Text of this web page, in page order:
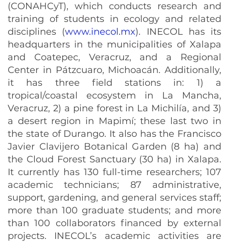
(CONAHCyT), which conducts research and
training of students in ecology and related
disciplines (www.inecol.mx). INECOL has its
headquarters in the municipalities of Xalapa
and Coatepec, Veracruz, and a Regional
Center in Pátzcuaro, Michoacán. Additionally,
it has three field stations in: 1) a
tropical/coastal ecosystem in La Mancha,
Veracruz, 2) a pine forest in La Michilía, and 3)
a desert region in Mapimí; these last two in
the state of Durango. It also has the Francisco
Javier Clavijero Botanical Garden (8 ha) and
the Cloud Forest Sanctuary (30 ha) in Xalapa.
It currently has 130 full-time researchers; 107
academic technicians; 87 administrative,
support, gardening, and general services staff;
more than 100 graduate students; and more
than 100 collaborators financed by external
projects. INECOL’s academic activities are